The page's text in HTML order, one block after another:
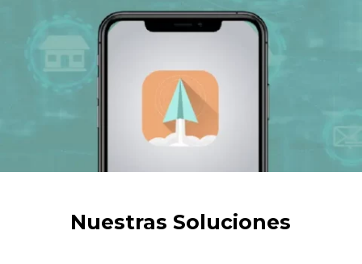
Nuestras Soluciones